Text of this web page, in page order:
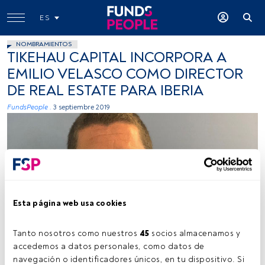
Esta página web usa cookies
Tanto nosotros como nuestros 45 socios almacenamos y
accedemos a datos personales, como datos de
navegación o identificadores únicos, en tu dispositivo. Si
ES
NOMBRAMIENTOS
TIKEHAU CAPITAL INCORPORA A
EMILIO VELASCO COMO DIRECTOR
DE REAL ESTATE PARA IBERIA
FundsPeople . 3 septiembre 2019
Tiempo lectura: 1 min.